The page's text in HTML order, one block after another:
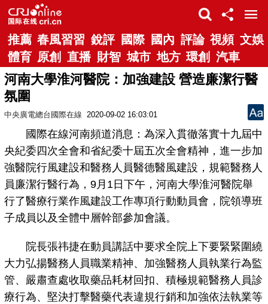
推薦 春風習習 銳評 國際 國內 評論 視頻 文娛
體育 原創 直播 財智 城市 地方 環創 汽車
河南大學淮河醫院：加強建設 營造廉潔行醫
氛圍
中央廣電總台國際在線 2020-09-02 16:03:01
國際在線河南頻道消息：為深入貫徹落實十九屆中
央紀委四次全會和省紀委十屆五次全會精神，進一步加
強醫院行風建設和醫務人員醫德醫風建設，規範醫務人
員廉潔行醫行為，9月1日下午，河南大學淮河醫院舉
行了醫療行業作風建設工作專項行動動員會，院領導班
子成員以及全體中層幹部參加會議。
院長張祎捷在動員講話中要求全院上下要緊緊圍繞
大力弘揚醫務人員職業精神、加強醫務人員執業行為監
管、嚴肅查處收取藥品耗材回扣、積極規範醫務人員診
療行為、堅決打擊醫藥代表違規行銷和加強依法執業等